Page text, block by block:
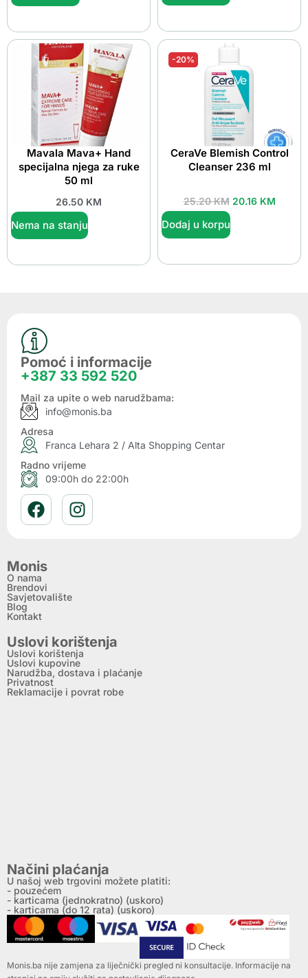
Mavala Mava+ Hand
specijalna njega za ruke
50 ml
26.50 KM
Nema na stanju
-20%
CeraVe Blemish Control
Cleanser 236 ml
25.20KM 20.16 KM
Dodaj u korpu
Pomoć i informacije
+387 33 592 520
Mail za upite o web narudžbama:
info@monis.ba
Adresa
Franca Lehara 2 / Alta Shopping Centar
Radno vrijeme
09:00h do 22:00h
Monis
O nama
Brendovi
Savjetovalište
Blog
Kontakt
Uslovi korištenja
Uslovi korištenja
Uslovi kupovine
Narudžba, dostava i plaćanje
Privatnost
Reklamacije i povrat robe
Načini plaćanja
U našoj web trgovini možete platiti:
- pouzećem
- karticama (jednokratno) (uskoro)
- karticama (do 12 rata) (uskoro)
Monis.ba nije zamjena za liječnički pregled ni konsultacije. Informacije na